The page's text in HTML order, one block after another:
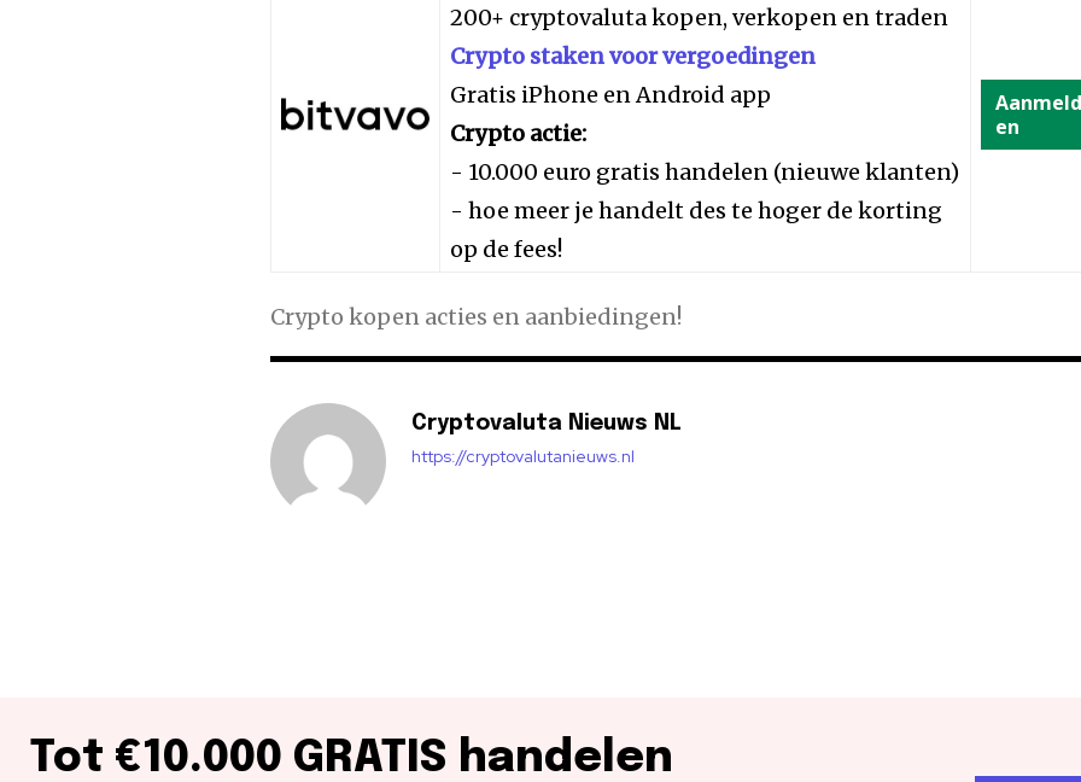
200+ cryptovaluta kopen, verkopen en traden
Crypto staken voor vergoedingen
Gratis iPhone en Android app
Crypto actie:
- 10.000 euro gratis handelen (nieuwe klanten)
- hoe meer je handelt des te hoger de korting
op de fees!
en
Crypto kopen acties en aanbiedingen!
Cryptovaluta Nieuws NL
https://cryptovalutanieuws.nl
Tot €10.000 GRATIS handelen